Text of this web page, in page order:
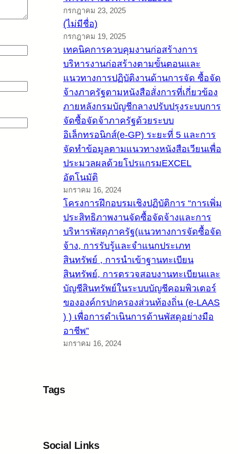
กรกฎาคม 23, 2025
(ไม่มีชื่อ)
กรกฎาคม 19, 2025
เทคนิคการควบคุมงานก่อสร้างการ
บริหารงานก่อสร้างตามขั้นตอนและ
แนวทางการปฏิบัติงานด้านการจัด ซื้อจัด
จ้างภาครัฐตามหนังสือสั่งการที่เกี่ยวข้อง
ภายหลังกรมบัญชีกลางปรับปรุงระบบการ
จัดซื้อจัดจ้าภาครัฐด้วยระบบ
อิเล็กทรอนิกส์(e-GP) ระยะที่ 5 และการ
จัดทำข้อมูลตามแนวทางหนังสือเวียนเพื่อ
ประมวลผลด้วยโปรแกรมEXCEL
อัตโนมัติ
มกราคม 16, 2024
โครงการฝึกอบรมเชิงปฏิบัติการ “การเพิ่ม
ประสิทธิภาพงานจัดซื้อจัดจ้างและการ
บริหารพัสดุภาครัฐ(แนวทางการจัดซื้อจัด
จ้าง, การรับรู้และจำแนกประเภท
สินทรัพย์ , การนำเข้าฐานทะเบียน
สินทรัพย์, การตรวจสอบงานทะเบียนและ
บัญชีสินทรัพย์ในระบบบัญชีคอมพิวเตอร์
ขององค์กรปกครองส่วนท้องถิ่น (e-LAAS
) ) เพื่อการดำเนินการด้านพัสดุอย่างมือ
อาชีพ”
มกราคม 16, 2024
Tags
Social Links